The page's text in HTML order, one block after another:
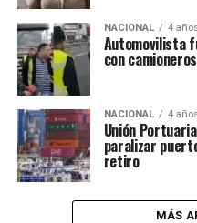
NACIONAL 4
Automovilista
con
NACIONAL 4
Unión
paralizar
retiro
MÁS